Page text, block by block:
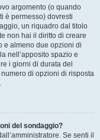
argomento (o quando
è permesso) dovresti
un riquadro dal titolo
non hai il diritto di creare
e almeno due opzioni di
nell’apposito spazio e
i giorni di durata del
di opzioni di risposta
del sondaggio?
Se senti il